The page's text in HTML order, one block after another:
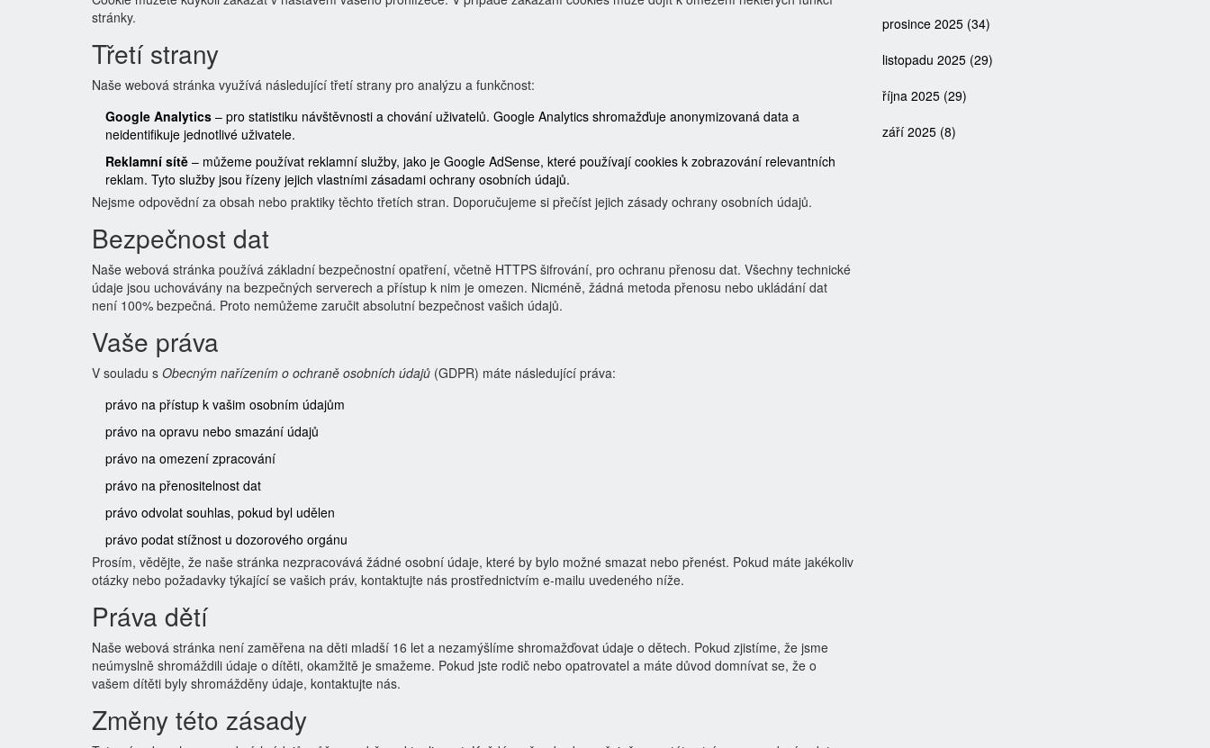
stránky.
Třetí strany
Naše webová stránka využívá následující třetí strany pro analýzu a funkčnost:
Google Analytics – pro statistiku návštěvnosti a chování uživatelů. Google Analytics shromažďuje anonymizovaná data a
neidentifikuje jednotlivé uživatele.
Reklamní sítě – můžeme používat reklamní služby, jako je Google AdSense, které používají cookies k zobrazování relevantních
reklam. Tyto služby jsou řízeny jejich vlastními zásadami ochrany osobních údajů.
Nejsme odpovědní za obsah nebo praktiky těchto třetích stran. Doporučujeme si přečíst jejich zásady ochrany osobních údajů.
Bezpečnost dat
Naše webová stránka používá základní bezpečnostní opatření, včetně HTTPS šifrování, pro ochranu přenosu dat. Všechny technické
údaje jsou uchovávány na bezpečných serverech a přístup k nim je omezen. Nicméně, žádná metoda přenosu nebo ukládání dat
není 100% bezpečná. Proto nemůžeme zaručit absolutní bezpečnost vašich údajů.
Vaše práva
V souladu s Obecným nařízením o ochraně osobních údajů (GDPR) máte následující práva:
právo na přístup k vašim osobním údajům
právo na opravu nebo smazání údajů
právo na omezení zpracování
právo na přenositelnost dat
právo odvolat souhlas, pokud byl udělen
právo podat stížnost u dozorového orgánu
Prosím, vědějte, že naše stránka nezpracovává žádné osobní údaje, které by bylo možné smazat nebo přenést. Pokud máte jakékoliv
otázky nebo požadavky týkající se vašich práv, kontaktujte nás prostřednictvím e-mailu uvedeného níže.
Práva dětí
Naše webová stránka není zaměřena na děti mladší 16 let a nezamýšlíme shromažďovat údaje o dětech. Pokud zjistíme, že jsme
neúmyslně shromáždili údaje o dítěti, okamžitě je smažeme. Pokud jste rodič nebo opatrovatel a máte důvod domnívat se, že o
vašem dítěti byly shromážděny údaje, kontaktujte nás.
Změny této zásady
prosince 2025 (34)
listopadu 2025 (29)
října 2025 (29)
září 2025 (8)